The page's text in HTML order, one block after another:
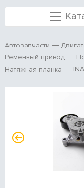
Автозапчасти
Ременный привод
Натяжная планка